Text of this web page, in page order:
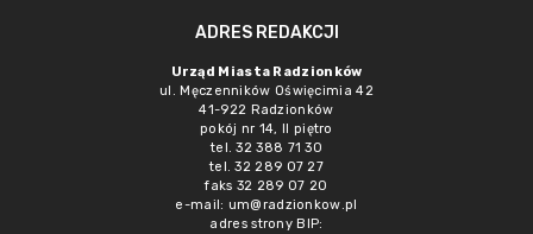
ADRES REDAKCJI
Urząd Miasta Radzionków
ul. Męczenników Oświęcimia 42
41-922 Radzionków
pokój nr 14, II piętro
tel. 32 388 71 30
tel. 32 289 07 27
faks 32 289 07 20
e-mail: um@radzionkow.pl
adres strony BIP: